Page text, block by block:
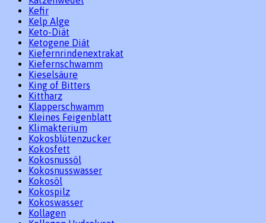
Kefir
Kelp Alge
Keto-Diät
Ketogene Diät
Kiefernrindenextrakat
Kiefernschwamm
Kieselsäure
King of Bitters
Kittharz
Klapperschwamm
Kleines Feigenblatt
Klimakterium
Kokosblütenzucker
Kokosfett
Kokosnussöl
Kokosnusswasser
Kokosöl
Kokospilz
Kokoswasser
Kollagen